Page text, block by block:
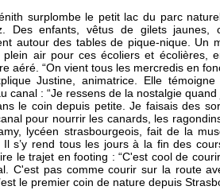
surplombe le petit lac du parc
Des enfants, vêtus de gilets jaunes,
autour des tables de pique-nique. Un
plein air pour ces écoliers et écolières,
aéré. “On vient tous les mercredis en
Justine, animatrice. Elle
canal : “Je ressens de la nostalgie quand
le coin depuis petite. Je faisais des
pour nourrir les canards, les
lycéen strasbourgeois, fait de la
s’y rend tous les jours à la fin des
le trajet en footing : “C'est cool de
C'est pas comme courir sur la route
le premier coin de nature depuis